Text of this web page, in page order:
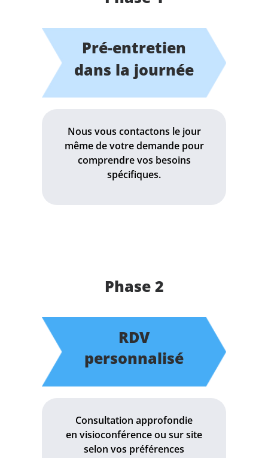
Pré-entretien
dans la journée
Nous vous contactons le jour
même de votre demande pour
comprendre vos besoins
spécifiques.
Phase 2
RDV
personnalisé
Consultation approfondie
en visioconférence ou sur site
selon vos préférences